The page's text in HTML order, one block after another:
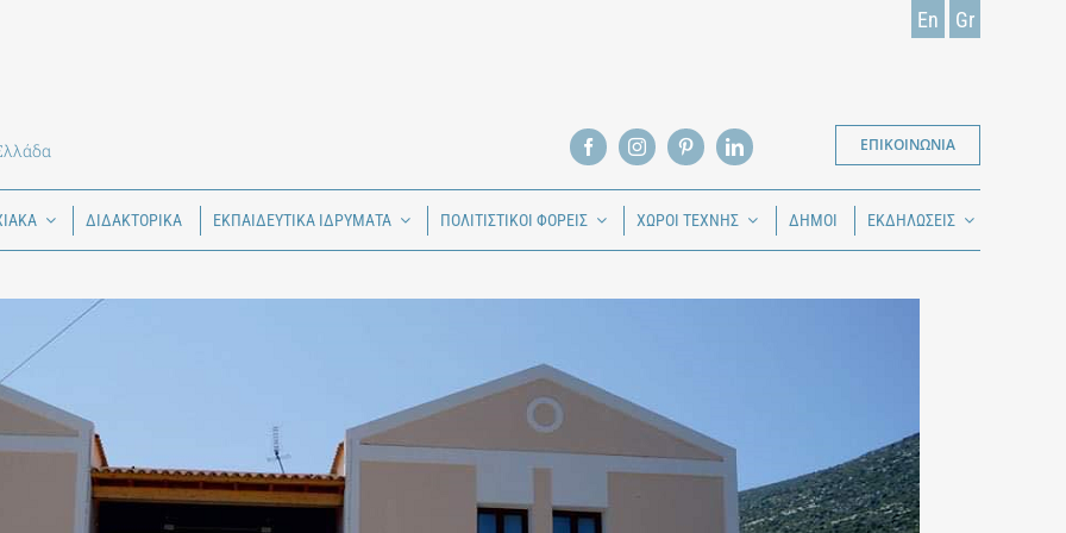
En Gr
ΕΠΙΚΟΙΝΩΝΙΑ
ΔΙΔΑΚΤΟΡΙΚΑ ΕΚΠΑΙΔΕΥΤΙΚΑ ΙΔΡΥΜΑΤΑ ΠΟΛΙΤΙΣΤΙΚΟΙ ΦΟΡΕΙΣ ΧΩΡΟΙ ΤΕΧΝΗΣ ΔΗΜΟΙ ΕΚΔΗΛΩΣΕΙΣ